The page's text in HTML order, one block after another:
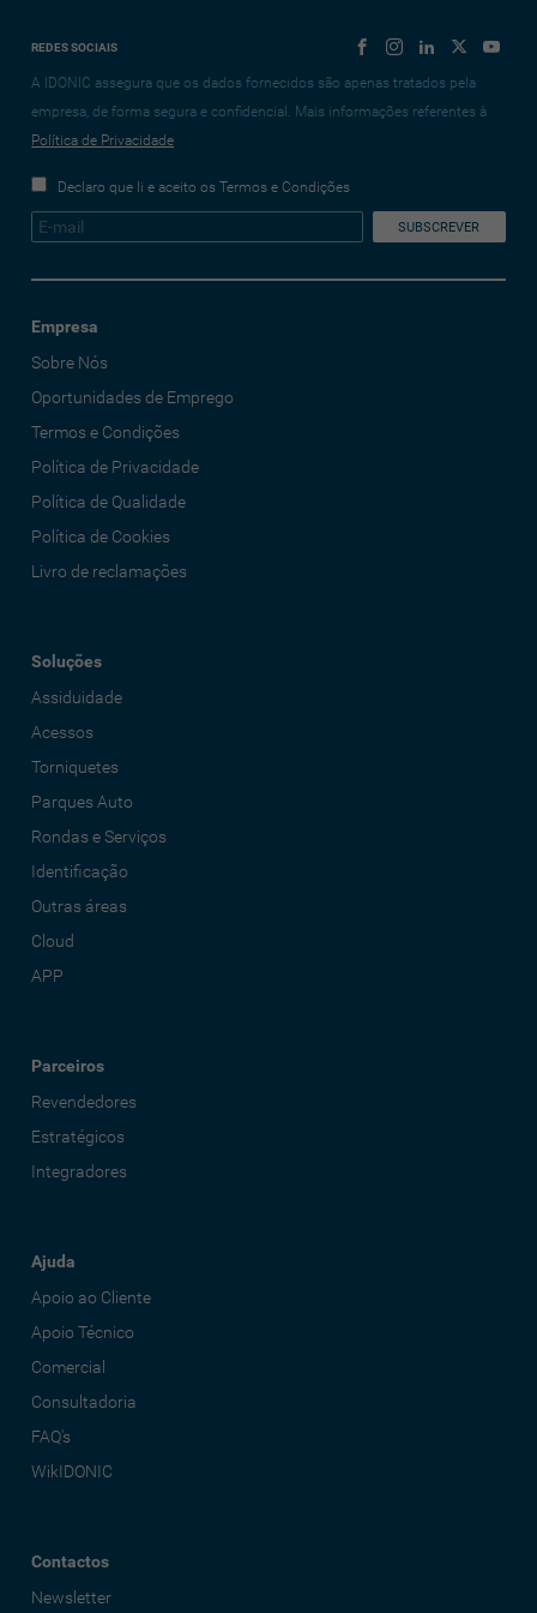
REDES SOCIAIS
A IDONIC assegura que os dados fornecidos são apenas tratados pela
empresa, de forma segura e confidencial. Mais informações referentes à
Política de Privacidade
Declaro que li e aceito os Termos e Condições
Empresa
Sobre Nós
Oportunidades de Emprego
Termos e Condições
Política de Privacidade
Política de Qualidade
Política de Cookies
Livro de reclamações
Soluções
Assiduidade
Acessos
Torniquetes
Parques Auto
Rondas e Serviços
Identificação
Outras áreas
Cloud
APP
Parceiros
Revendedores
Estratégicos
Integradores
Ajuda
Apoio ao Cliente
Apoio Técnico
Comercial
Consultadoria
FAQ's
WikIDONIC
Contactos
Newsletter